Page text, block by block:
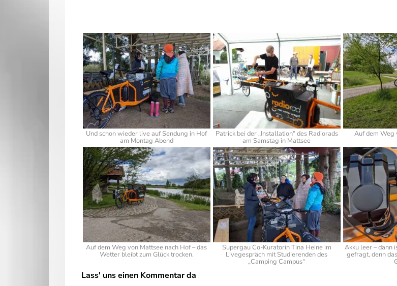
Und schon wieder live auf Sendung in Hof
am Montag Abend
Patrick bei der „Installation“ des Radiorads
am Samstag in Mattsee
Auf dem Weg
Auf dem Weg von Mattsee nach Hof – das
Wetter bleibt zum Glück trocken.
Supergau Co-Kuratorin Tina Heine im
Livegespräch mit Studierenden des
„Camping Campus“
Akku leer – dann
gefragt, denn
Lass' uns einen Kommentar da